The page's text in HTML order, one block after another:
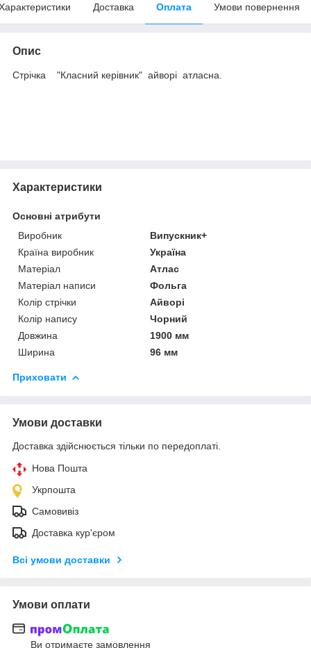
Доставка Оплата Умови повернення
Опис
Стрічка "Класний керівник" айворі атласна.
Характеристики
Основні атрибути
Виробник
Випускник+
Країна виробник
Україна
Матеріал
Атлас
Матеріал написи
Фольга
Колір стрічки
Айворі
Колір напису
Чорний
Довжина
1900 мм
Ширина
96 мм
Приховати
Умови доставки
Доставка здійснюється тільки по передоплаті.
Нова Пошта
Укрпошта
Самовивіз
Доставка кур'єром
Всі умови доставки
Умови оплати
Ви отримаєте замовлення